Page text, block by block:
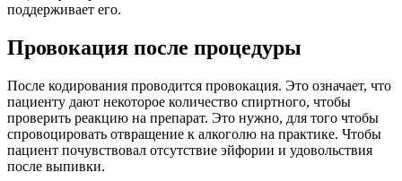
поддерживает его.
Провокация после процедуры
После кодирования проводится провокация. Это означает, что
пациенту дают некоторое количество спиртного, чтобы
проверить реакцию на препарат. Это нужно, для того чтобы
спровоцировать отвращение к алкоголю на практике. Чтобы
пациент почувствовал отсутствие эйфории и удовольствия
после выпивки.